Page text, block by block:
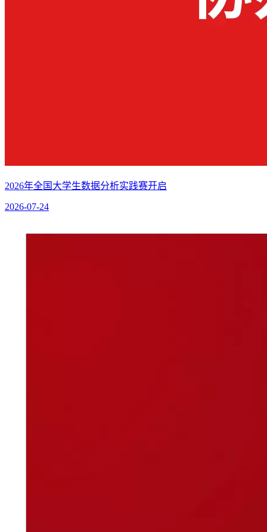
2026年全国大学生数据分析实践赛开启
2026-07-24